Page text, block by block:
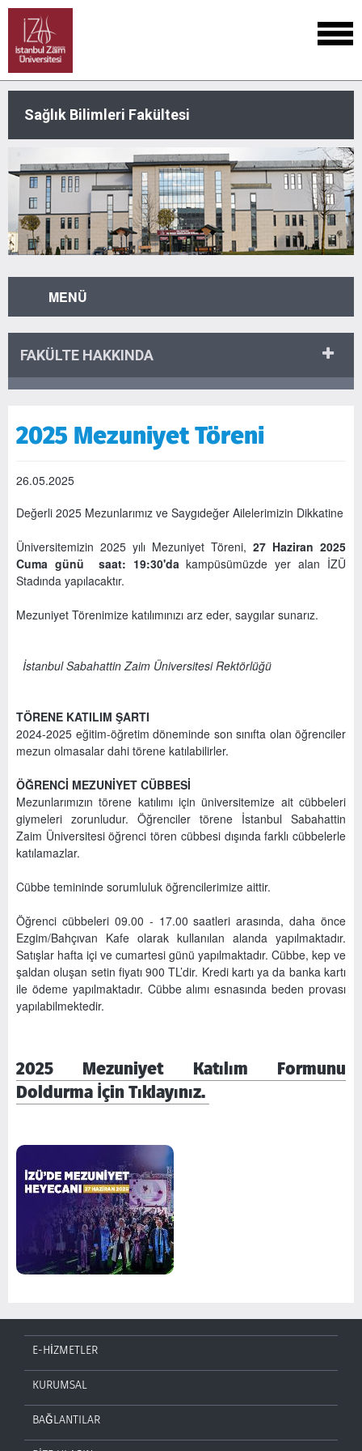
Sağlık Bilimleri Fakültesi
MENÜ
FAKÜLTE HAKKINDA
2025 Mezuniyet Töreni
26.05.2025
Değerli 2025 Mezunlarımız ve Saygıdeğer Ailelerimizin Dikkatine
Üniversitemizin 2025 yılı Mezuniyet Töreni, 27 Haziran 2025
Cuma günü saat: 19:30'dakampüsümüzde yer alan İZÜ
Stadında yapılacaktır.
Mezuniyet Törenimize katılımınızı arz eder, saygılar sunarız.
İstanbul Sabahattin Zaim Üniversitesi Rektörlüğü
TÖRENE KATILIM ŞARTI
2024-2025 eğitim-öğretim döneminde son sınıfta olan öğrenciler
mezun olmasalar dahi törene katılabilirler.
ÖĞRENCİ MEZUNİYET CÜBBESİ
Mezunlarımızın törene katılımı için üniversitemize ait cübbeleri
giymeleri zorunludur. Öğrenciler törene İstanbul Sabahattin
Zaim Üniversitesi öğrenci tören cübbesi dışında farklı cübbelerle
katılamazlar.
Cübbe temininde sorumluluk öğrencilerimize aittir.
Öğrenci cübbeleri 09.00 - 17.00 saatleri arasında, daha önce
Ezgim/Bahçıvan Kafe olarak kullanılan alanda yapılmaktadır.
Satışlar hafta içi ve cumartesi günü yapılmaktadır. Cübbe, kep ve
şaldan oluşan setin fiyatı 900 TL’dir. Kredi kartı ya da banka kartı
ile ödeme yapılmaktadır. Cübbe alımı esnasında beden provası
yapılabilmektedir.
2025 Mezuniyet Katılım Formunu
Doldurma İçin Tıklayınız.
E-HİZMETLER
KURUMSAL
BAĞLANTILAR